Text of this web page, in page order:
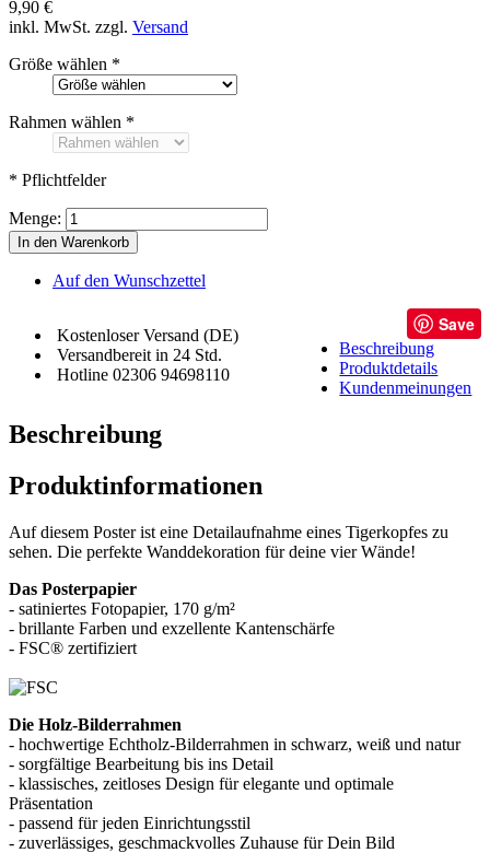
9,90 €
inkl. MwSt. zzgl. Versand
Größe wählen *
Rahmen wählen *
* Pflichtfelder
Menge:
In den Warenkorb
Auf den Wunschzettel
Kostenloser Versand (DE)
Versandbereit in 24 Std.
Hotline 02306 94698110
Save
Beschreibung
Produktdetails
Kundenmeinungen
Beschreibung
Produktinformationen
Auf diesem Poster ist eine Detailaufnahme eines Tigerkopfes zu
sehen. Die perfekte Wanddekoration für deine vier Wände!
Das Posterpapier
- satiniertes Fotopapier, 170 g/m²
- brillante Farben und exzellente Kantenschärfe
- FSC® zertifiziert
Die Holz-Bilderrahmen
- hochwertige Echtholz-Bilderrahmen in schwarz, weiß und natur
- sorgfältige Bearbeitung bis ins Detail
- klassisches, zeitloses Design für elegante und optimale
Präsentation
- passend für jeden Einrichtungsstil
- zuverlässiges, geschmackvolles Zuhause für Dein Bild